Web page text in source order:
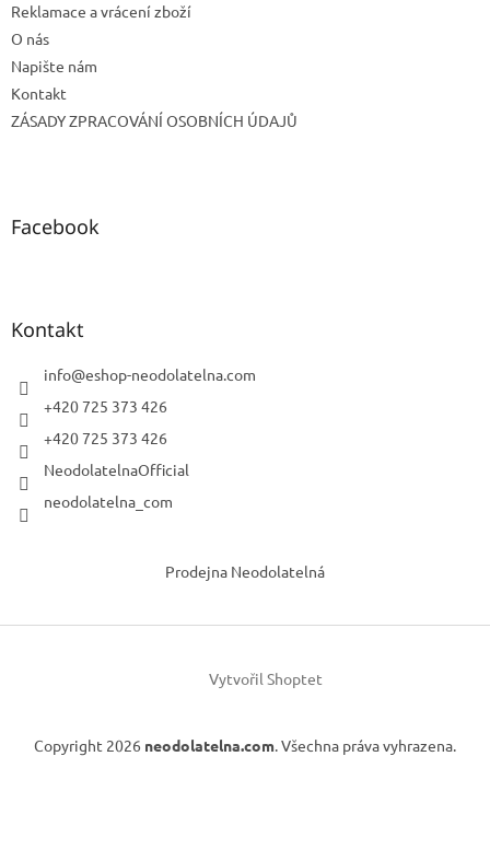
Reklamace a vrácení zboží
O nás
Napište nám
Kontakt
ZÁSADY ZPRACOVÁNÍ OSOBNÍCH ÚDAJŮ
Facebook
Kontakt
info@eshop-neodolatelna.com
+420 725 373 426
+420 725 373 426
NeodolatelnaOfficial
neodolatelna_com
Prodejna Neodolatelná
Vytvořil Shoptet
Copyright 2026 neodolatelna.com. Všechna práva vyhrazena.